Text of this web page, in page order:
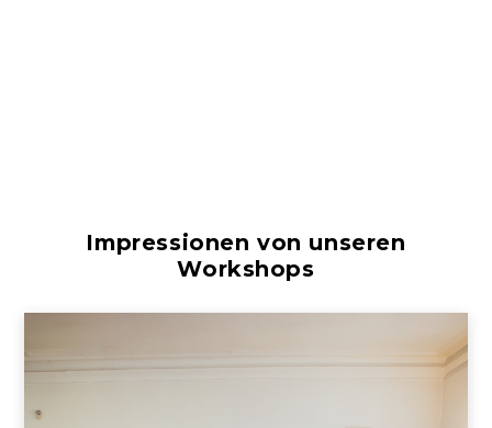
Impressionen von unseren
Workshops